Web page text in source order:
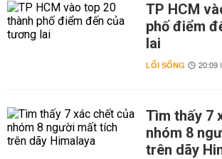
TP HCM
phố điểm
lai
LỐI SỐNG 20:09
Tìm thấy 7
nhóm 8
trên dãy